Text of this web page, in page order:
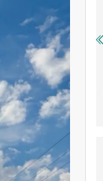
قیمت خودرو وارد
واکنش بازار به